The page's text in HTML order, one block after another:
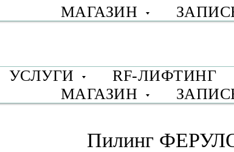
УСЛУГИ RF-ЛИФТИНГ
МАГАЗИН
МАГАЗИН
Пилинг